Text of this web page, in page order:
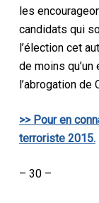
les
candidats qui
l’élection cet
de moins
l’abrogation de
>> Pour en
terroriste 2015.
– 30 –